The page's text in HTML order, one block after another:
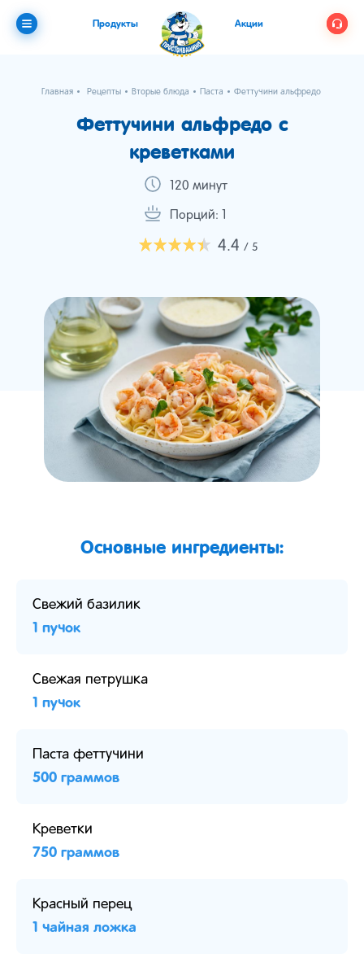
Продукты Акции
Главная Рецепты Вторые блюда Паста Феттучини альфредо с
Феттучини альфредо с
креветками
120 минут
Порций: 1
4.4 / 5
Основные ингредиенты:
Свежий базилик
1 пучок
Свежая петрушка
1 пучок
Паста феттучини
500 граммов
Креветки
750 граммов
Красный перец
1 чайная ложка